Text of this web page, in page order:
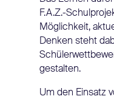
F.A.Z.-
Möglichkeit,
Denken steht
gestalten.
Um den Einsatz